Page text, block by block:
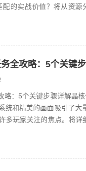
的实战价值？将从资源
略：5个关键步骤详解晶
统和精美的画面吸引了大
多玩家关注的焦点。将详